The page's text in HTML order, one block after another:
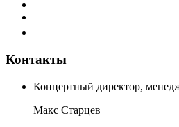
Контакты
Концертный директор,
Макс Старцев